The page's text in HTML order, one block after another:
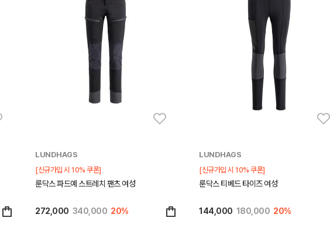
LUNDHAGS
[신규가입 시 10% 쿠폰]
룬닥스 파드예 스트레치 팬츠 여성
272,000 340,000 20%
LUNDHAGS
[신규가입 시 10% 쿠폰]
룬닥스 티베드 타이즈 여성
144,000 180,000 20%